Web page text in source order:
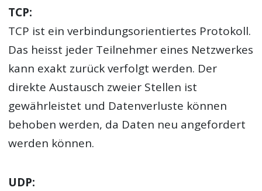
TCP:
TCP ist ein verbindungsorientiertes Protokoll.
Das heisst jeder Teilnehmer eines Netzwerkes
kann exakt zurück verfolgt werden. Der
direkte Austausch zweier Stellen ist
gewährleistet und Datenverluste können
behoben werden, da Daten neu angefordert
werden können.
UDP: